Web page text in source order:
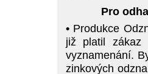
Pro
• Produkce
již platil zákaz
vyznamenání.
zinkových